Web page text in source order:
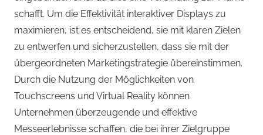
schafft. Um die Effektivität interaktiver Displays zu
maximieren, ist es entscheidend, sie mit klaren Zielen
zu entwerfen und sicherzustellen, dass sie mit der
übergeordneten Marketingstrategie übereinstimmen.
Durch die Nutzung der Möglichkeiten von
Touchscreens und Virtual Reality können
Unternehmen überzeugende und effektive
Messeerlebnisse schaffen, die bei ihrer Zielgruppe